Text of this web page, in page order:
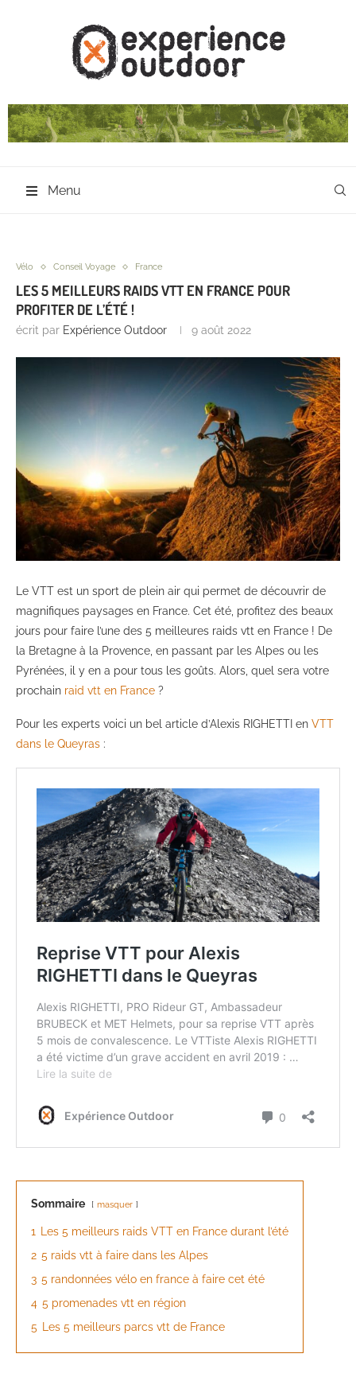
Menu
Vélo Conseil Voyage France
LES 5 MEILLEURS RAIDS VTT EN FRANCE POUR
PROFITER DE L’ÉTÉ !
écrit par Expérience Outdoor 9 août 2022
Le VTT est un sport de plein air qui permet de découvrir de
magnifiques paysages en France. Cet été, profitez des beaux
jours pour faire l’une des 5 meilleures raids vtt en France ! De
la Bretagne à la Provence, en passant par les Alpes ou les
Pyrénées, il y en a pour tous les goûts. Alors, quel sera votre
prochain raid vtt en France ?
Pour les experts voici un bel article d’Alexis RIGHETTI en VTT
dans le Queyras :
Sommaire masquer
1 Les 5 meilleurs raids VTT en France durant l’été
2 5 raids vtt à faire dans les Alpes
3 5 randonnées vélo en france à faire cet été
4 5 promenades vtt en région
5 Les 5 meilleurs parcs vtt de France